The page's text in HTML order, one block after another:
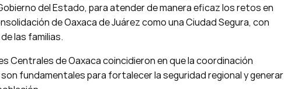
del Estado, para atender de manera eficaz los retos en
de Oaxaca de Juárez como una Ciudad Segura, con
las familias.
Centrales de Oaxaca coincidieron en que la coordinación
fundamentales para fortalecer la seguridad regional y generar